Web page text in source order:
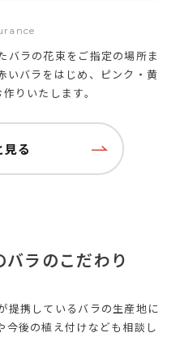
バラの花束をご指定の場所ま
いバラをはじめ、ピンク・黄
りいたします。
見る
ラのこだわり
提携しているバラの生産地に
今後の植え付けなども相談し